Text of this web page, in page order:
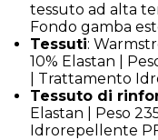
tessuto ad alta
Fondo gamba
Tessuti:
10% Elastan |
| Trattamento
Tessuto di
Elastan | Peso
Idrorepellente